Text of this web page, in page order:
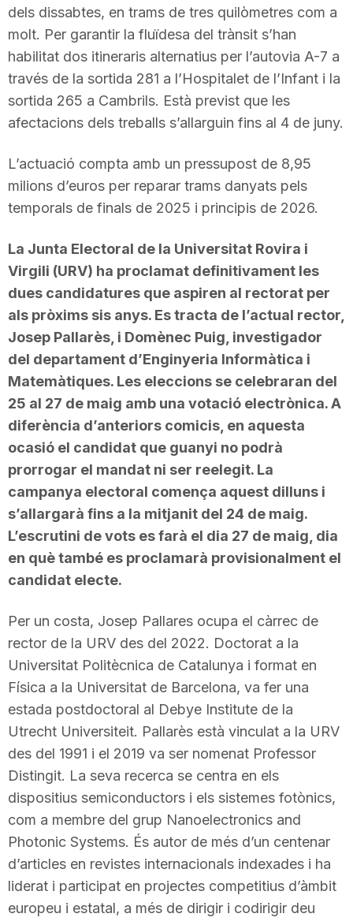
a
g
n
a
dels dissabtes, en trams de tres quilòmetres com a
molt. Per garantir la fluïdesa del trànsit s’han
habilitat dos itineraris alternatius per l’autovia A-7 a
través de la sortida 281 a l’Hospitalet de l’Infant i la
sortida 265 a Cambrils. Està previst que les
afectacions dels treballs s’allarguin fins al 4 de juny.
L’actuació compta amb un pressupost de 8,95
milions d’euros per reparar trams danyats pels
temporals de finals de 2025 i principis de 2026.
La Junta Electoral de la Universitat Rovira i
Virgili (URV) ha proclamat definitivament les
dues candidatures que aspiren al rectorat per
als pròxims sis anys. Es tracta de l’actual rector,
Josep Pallarès, i Domènec Puig, investigador
del departament d’Enginyeria Informàtica i
Matemàtiques. Les eleccions se celebraran del
25 al 27 de maig amb una votació electrònica. A
diferència d’anteriors comicis, en aquesta
ocasió el candidat que guanyi no podrà
prorrogar el mandat ni ser reelegit. La
campanya electoral comença aquest dilluns i
s’allargarà fins a la mitjanit del 24 de maig.
L’escrutini de vots es farà el dia 27 de maig, dia
en què també es proclamarà provisionalment el
candidat electe.
Per un costa, Josep Pallares ocupa el càrrec de
rector de la URV des del 2022. Doctorat a la
Universitat Politècnica de Catalunya i format en
Física a la Universitat de Barcelona, va fer una
estada postdoctoral al Debye Institute de la
Utrecht Universiteit. Pallarès està vinculat a la URV
des del 1991 i el 2019 va ser nomenat Professor
Distingit. La seva recerca se centra en els
dispositius semiconductors i els sistemes fotònics,
com a membre del grup Nanoelectronics and
Photonic Systems. És autor de més d’un centenar
d’articles en revistes internacionals indexades i ha
liderat i participat en projectes competitius d’àmbit
europeu i estatal, a més de dirigir i codirigir deu